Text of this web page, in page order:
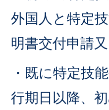
外国人と特定
明書交付申請
・既に特定技
行期日以降、